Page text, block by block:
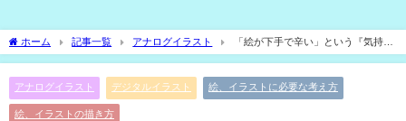
ホーム 記事一覧 アナログイラスト
「絵が下手で辛い」という『気持ち
への考え方、対処法と練習法20個』
アナログイラスト デジタルイラスト 絵、イラストに必要な考え方
絵、イラストの描き方